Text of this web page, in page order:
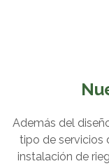
Además del
tipo de servicios
instalación de